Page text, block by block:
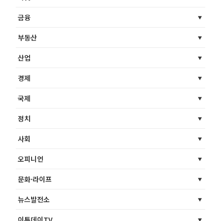
금융
부동산
산업
경제
국제
정치
사회
오피니언
문화·라이프
뉴스발전소